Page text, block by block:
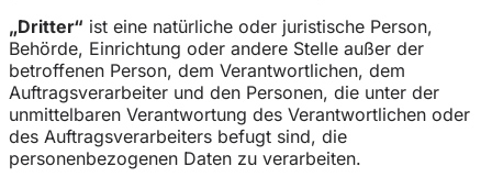
„Dritter“ ist eine natürliche oder juristische Person,
Behörde, Einrichtung oder andere Stelle außer der
betroffenen Person, dem Verantwortlichen, dem
Auftragsverarbeiter und den Personen, die unter der
unmittelbaren Verantwortung des Verantwortlichen oder
des Auftragsverarbeiters befugt sind, die
personenbezogenen Daten zu verarbeiten.